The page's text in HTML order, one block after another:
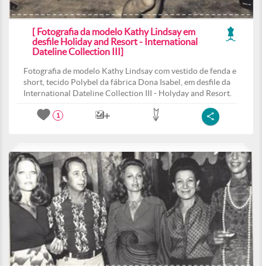
[ Fotografia da modelo Kathy Lindsay em
desfile Holiday and Resort - International
Dateline Collection III]
Fotografia de modelo Kathy Lindsay com vestido de fenda e
short, tecido Polybel da fábrica Dona Isabel, em desfile da
International Dateline Collection III - Holyday and Resort.
1